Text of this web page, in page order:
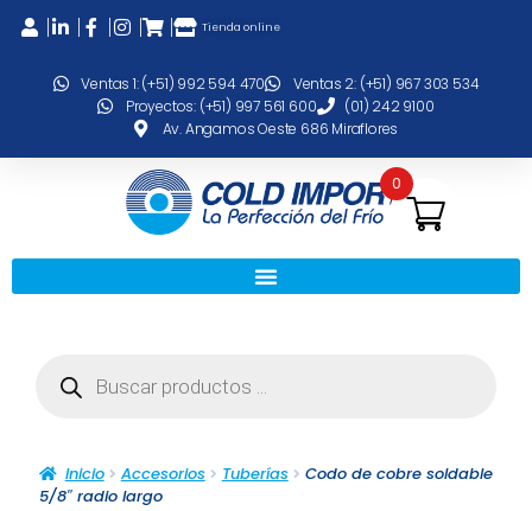
Ventas 1: (+51) 992 594 470
Ventas 2: (+51) 967 303 534
Proyectos: (+51) 997 561 600
(01) 242 9100
Av. Angamos Oeste 686 Miraflores
Tienda online
Inicio Accesorios Tuberías
Codo de cobre soldable
5/8″ radio largo
0